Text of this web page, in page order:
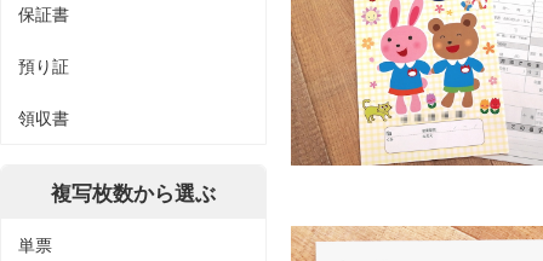
保証書
預り証
領収書
複写枚数から選ぶ
単票